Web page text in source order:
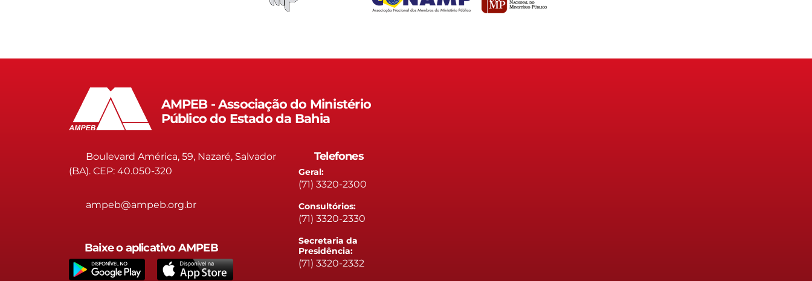
AMPEB - Associação do Ministério
Público do Estado da Bahia
Boulevard América, 59, Nazaré, Salvador
(BA). CEP: 40.050-320
ampeb@ampeb.org.br
Baixe o aplicativo AMPEB
Telefones
Geral:
(71) 3320-2300
Consultórios:
(71) 3320-2330
Secretaria da
Presidência:
(71) 3320-2332